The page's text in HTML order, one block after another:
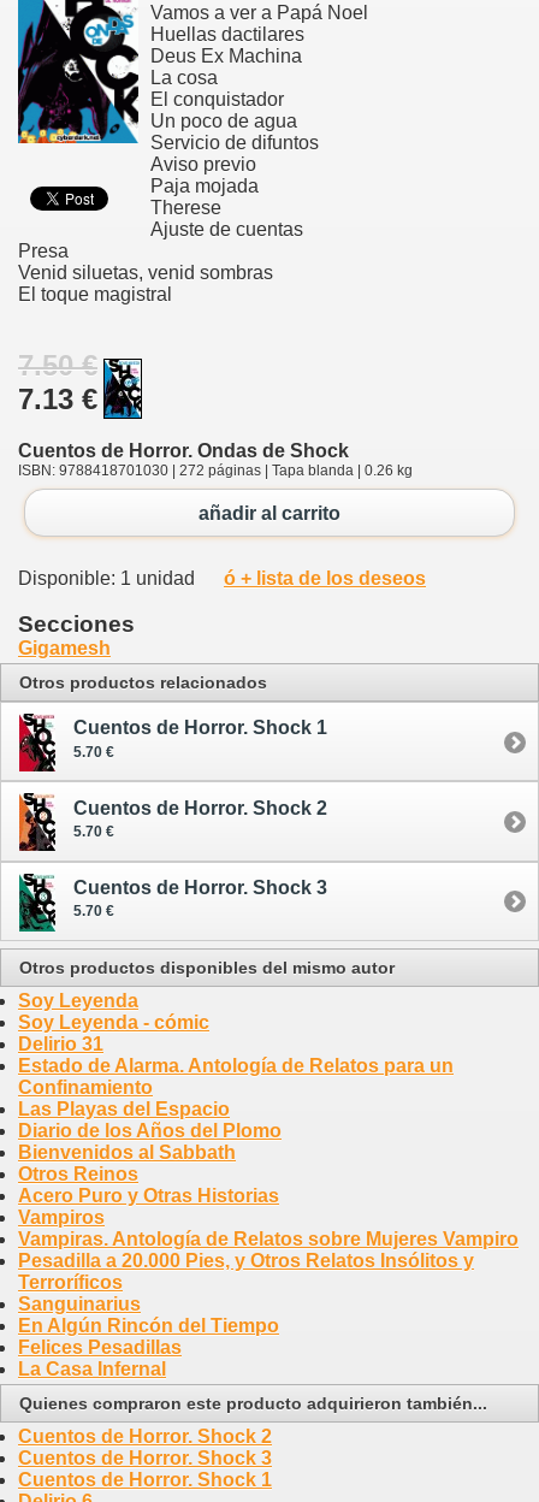
Vamos a ver a Papá Noel
Huellas dactilares
Deus Ex Machina
La cosa
El conquistador
Un poco de agua
Servicio de difuntos
Aviso previo
Paja mojada
Therese
Ajuste de cuentas
Presa
Venid siluetas, venid sombras
El toque magistral
7.50 €
7.13 €
Cuentos de Horror. Ondas de Shock
ISBN: 9788418701030 | 272 páginas | Tapa blanda | 0.26 kg
añadir al carrito
Disponible: 1 unidad ó + lista de los deseos
Secciones
Gigamesh
Otros productos relacionados
Cuentos de Horror. Shock 1
5.70 €
Cuentos de Horror. Shock 2
5.70 €
Cuentos de Horror. Shock 3
5.70 €
Otros productos disponibles del mismo autor
Soy Leyenda
Soy Leyenda - cómic
Delirio 31
Estado de Alarma. Antología de Relatos para un
Confinamiento
Las Playas del Espacio
Diario de los Años del Plomo
Bienvenidos al Sabbath
Otros Reinos
Acero Puro y Otras Historias
Vampiros
Vampiras. Antología de Relatos sobre Mujeres Vampiro
Pesadilla a 20.000 Pies, y Otros Relatos Insólitos y
Terroríficos
Sanguinarius
En Algún Rincón del Tiempo
Felices Pesadillas
La Casa Infernal
Quienes compraron este producto adquirieron también...
Cuentos de Horror. Shock 2
Cuentos de Horror. Shock 3
Cuentos de Horror. Shock 1